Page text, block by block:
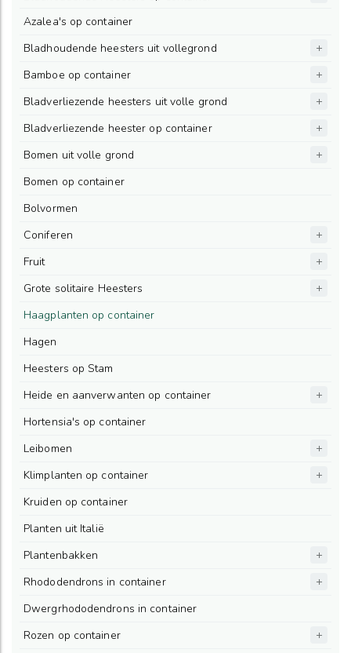
Azalea's op container
Bladhoudende heesters uit vollegrond
Bamboe op container
Bladverliezende heesters uit volle grond
Bladverliezende heester op container
Bomen uit volle grond
Bomen op container
Bolvormen
Coniferen
Fruit
Grote solitaire Heesters
Haagplanten op container
Hagen
Heesters op Stam
Heide en aanverwanten op container
Hortensia's op container
Leibomen
Klimplanten op container
Kruiden op container
Planten uit Italië
Plantenbakken
Rhododendrons in container
Dwergrhododendrons in container
Rozen op container